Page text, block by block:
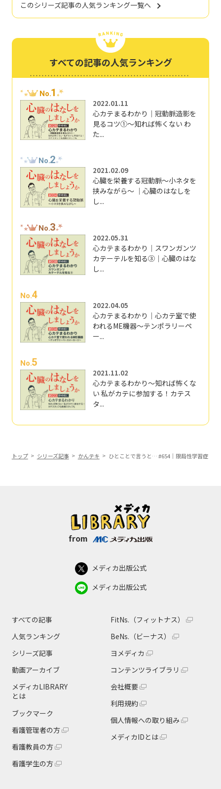
このシリーズ記事の人気ランキング一覧へ
すべての記事の人気ランキング
No.1
2022.01.11
心カテまるわかり｜冠動脈造影を
見るコツ①～知れば怖くない わ
た...
No.2
2021.02.09
心臓を栄養する冠動脈～小ネタを
挟みながら～ ｜心臓のはなしを
し...
No.3
2022.05.31
心カテまるわかり｜スワンガンツ
カテーテルを知る③｜心臓のはな
し...
No.4
2022.04.05
心カテまるわかり｜心カテ室で使
われるME機器～テンポラリーペ
ー...
No.5
2021.11.02
心カテまるわかり～知れば怖くな
い 私がカテに参加する！カテス
タ...
トップ シリーズ記事 かんテキ ひとことで言うと… #654｜限局性学習症
from
メディカ出版公式
メディカ出版公式
すべての記事
人気ランキング
シリーズ記事
動画アーカイブ
メディカLIBRARY
とは
ブックマーク
看護管理者の方
看護教員の方
看護学生の方
FitNs.（フィットナス）
BeNs.（ビーナス）
ヨメディカ
コンテンツライブラリ
会社概要
利用規約
個人情報への取り組み
メディカIDとは